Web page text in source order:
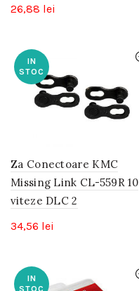
26,88 lei
IN
STOC
Za Conectoare KMC
Missing Link CL-559R 10
viteze DLC 2
34,56 lei
IN
STOC